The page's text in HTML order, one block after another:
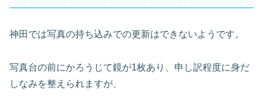
神田では写真の持ち込みでの更新はできないようです。
写真台の前にかろうじて鏡が1枚あり、申し訳程度に身だ
しなみを整えられますが、